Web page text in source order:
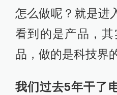
怎么做呢？就是进
看到的是产品，
品，做的是科技界
我们过去5年干了